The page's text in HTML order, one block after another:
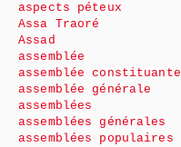
aspects péteux
Assa Traoré
Assad
assemblée
assemblée constituante
assemblée générale
assemblées
assemblées générales
assemblées populaires